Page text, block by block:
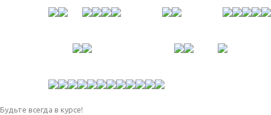
Будьте всегда в курсе!